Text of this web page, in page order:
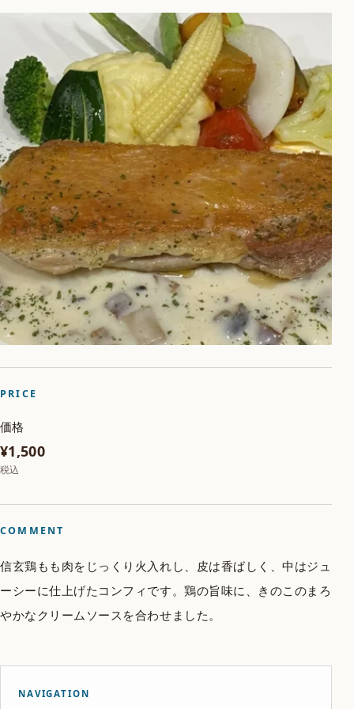
PRICE
価格
¥1,500
税込
COMMENT
信玄鶏もも肉をじっくり火入れし、皮は香ばしく、中はジュ
ーシーに仕上げたコンフィです。鶏の旨味に、きのこのまろ
やかなクリームソースを合わせました。
NAVIGATION